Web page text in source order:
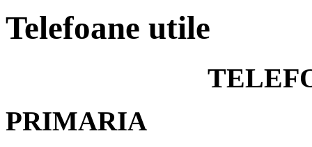
Telefoane utile
PRIMARIA